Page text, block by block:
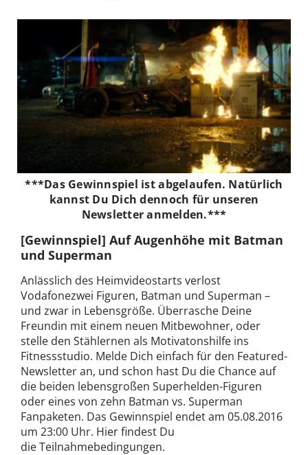
***Das Gewinnspiel ist abgelaufen. Natürlich
kannst Du Dich dennoch für unseren
Newsletter anmelden.***
[Gewinnspiel] Auf Augenhöhe mit Batman
und Superman
Anlässlich des Heimvideostarts verlost
Vodafonezwei Figuren, Batman und Superman –
und zwar in Lebensgröße. Überrasche Deine
Freundin mit einem neuen Mitbewohner, oder
stelle den Stählernen als Motivatonshilfe ins
Fitnessstudio. Melde Dich einfach für den Featured-
Newsletter an, und schon hast Du die Chance auf
die beiden lebensgroßen Superhelden-Figuren
oder eines von zehn Batman vs. Superman
Fanpaketen. Das Gewinnspiel endet am 05.08.2016
um 23:00 Uhr. Hier findest Du
die Teilnahmebedingungen.